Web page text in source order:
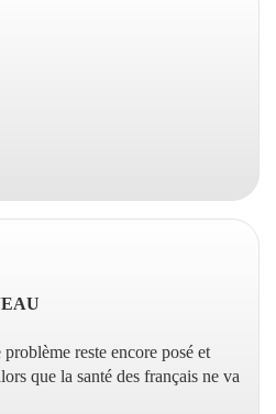
reste encore posé et
que la santé des français ne va